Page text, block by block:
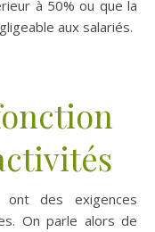
à 50% ou que la
aux salariés.
ont des exigences
On parle alors de